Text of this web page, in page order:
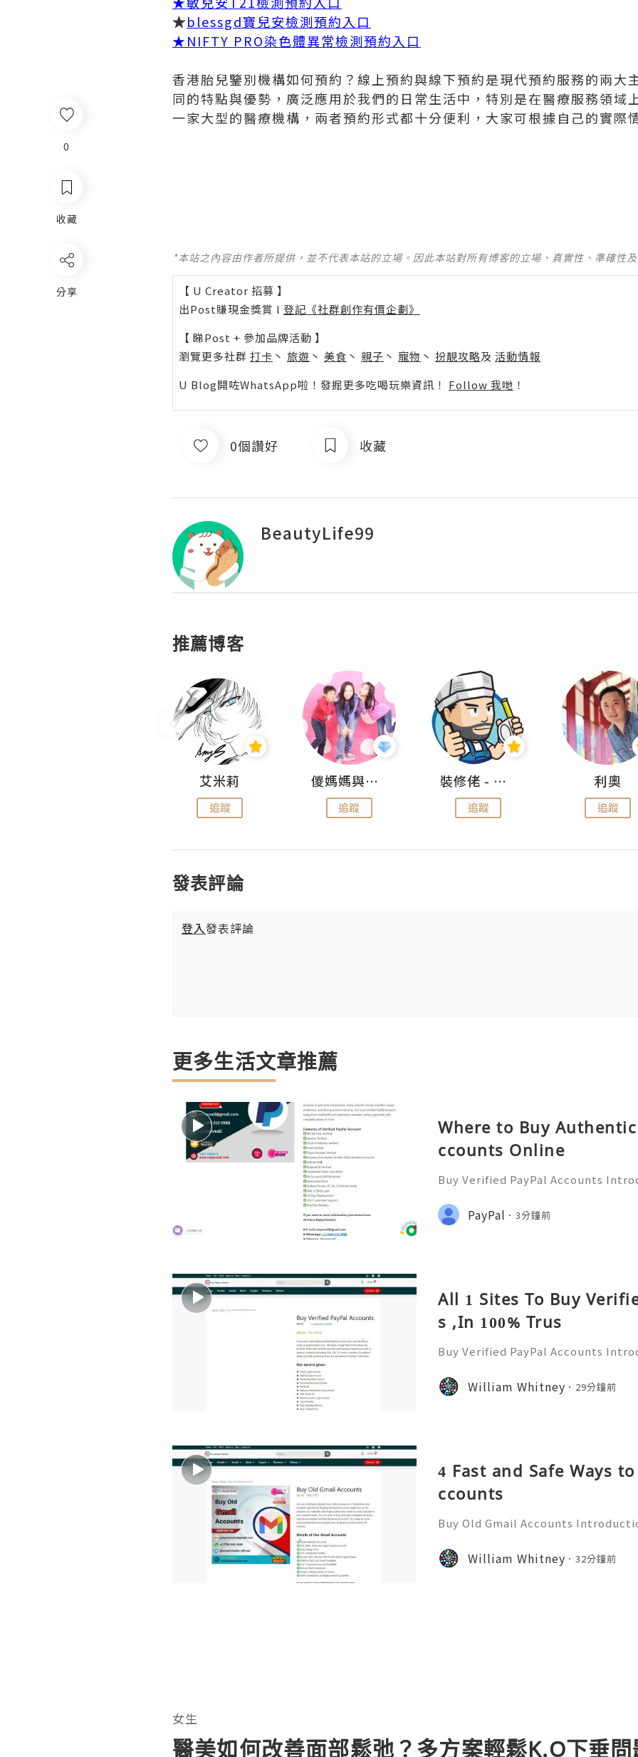
0
收藏
分享
★blessgd寶兒安檢測預約入口
★NIFTY PRO染色體異常檢測預約入口
香港胎兒鑒別機構如何預約？線上預約與線下預約是現代預約服務的兩大
同的特點與優勢，廣泛應用於我們的日常生活中，特別是在醫療服務領域
一家大型的醫療機構，兩者預約形式都十分便利，大家可根據自己的實際
*本站之內容由作者所提供，並不代表本站的立場。因此本站對所有博客的立場、真實性、準確性
【 U Creator 招募 】
出Post賺現金獎賞 l 登記《社群創作有價企劃》
【 睇Post + 參加品牌活動 】
瀏覽更多社群 打卡 丶 旅遊 丶 美食 丶 親子 丶 寵物 丶 扮靚攻略及 活動情報
U Blog開咗WhatsApp啦！發掘更多吃喝玩樂資訊！ Follow 我哋 ！
0個讚好 收藏
BeautyLife99
推薦博客
艾米莉
追蹤
儍媽媽與兩隻小魔怪之家
追蹤
裝修佬 - 香港一站式網上裝修平台
追蹤
利奧
追蹤
發表評論
登入發表評論
更多生活文章推薦
Where to Buy
ccounts Online
Buy Verified PayPal Accounts
n than ever. PayPal stands out as
ms for sending and recei
PayPal 3分鐘前
All 1 Sites To Buy
s ,In 100% Trus
Buy Verified PayPal Accounts
g convenience and security for
u're shopping, selling,
William Whitney 29分鐘前
4 Fast and Safe Ways
ccounts
Buy Old Gmail Accounts
expand your marketing
could be the secret wea
William Whitney 32分鐘前
女生
醫美如何改善面部鬆弛？多方案輕鬆K.O下垂問